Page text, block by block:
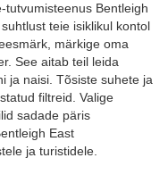
Bentleigh
teie isiklikul kontol
märkige oma
See aitab teil leida
ja naisi. Tõsiste suhete ja
filtreid. Valige
sadade päris
East
ja turistidele.